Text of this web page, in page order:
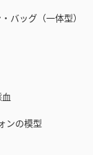
ッグ（一体型）
の模型